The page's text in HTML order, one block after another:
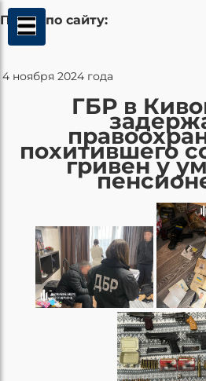
Поиск по сайту:
4 ноября 2024 года
ГБР в
похитившего
гривен у